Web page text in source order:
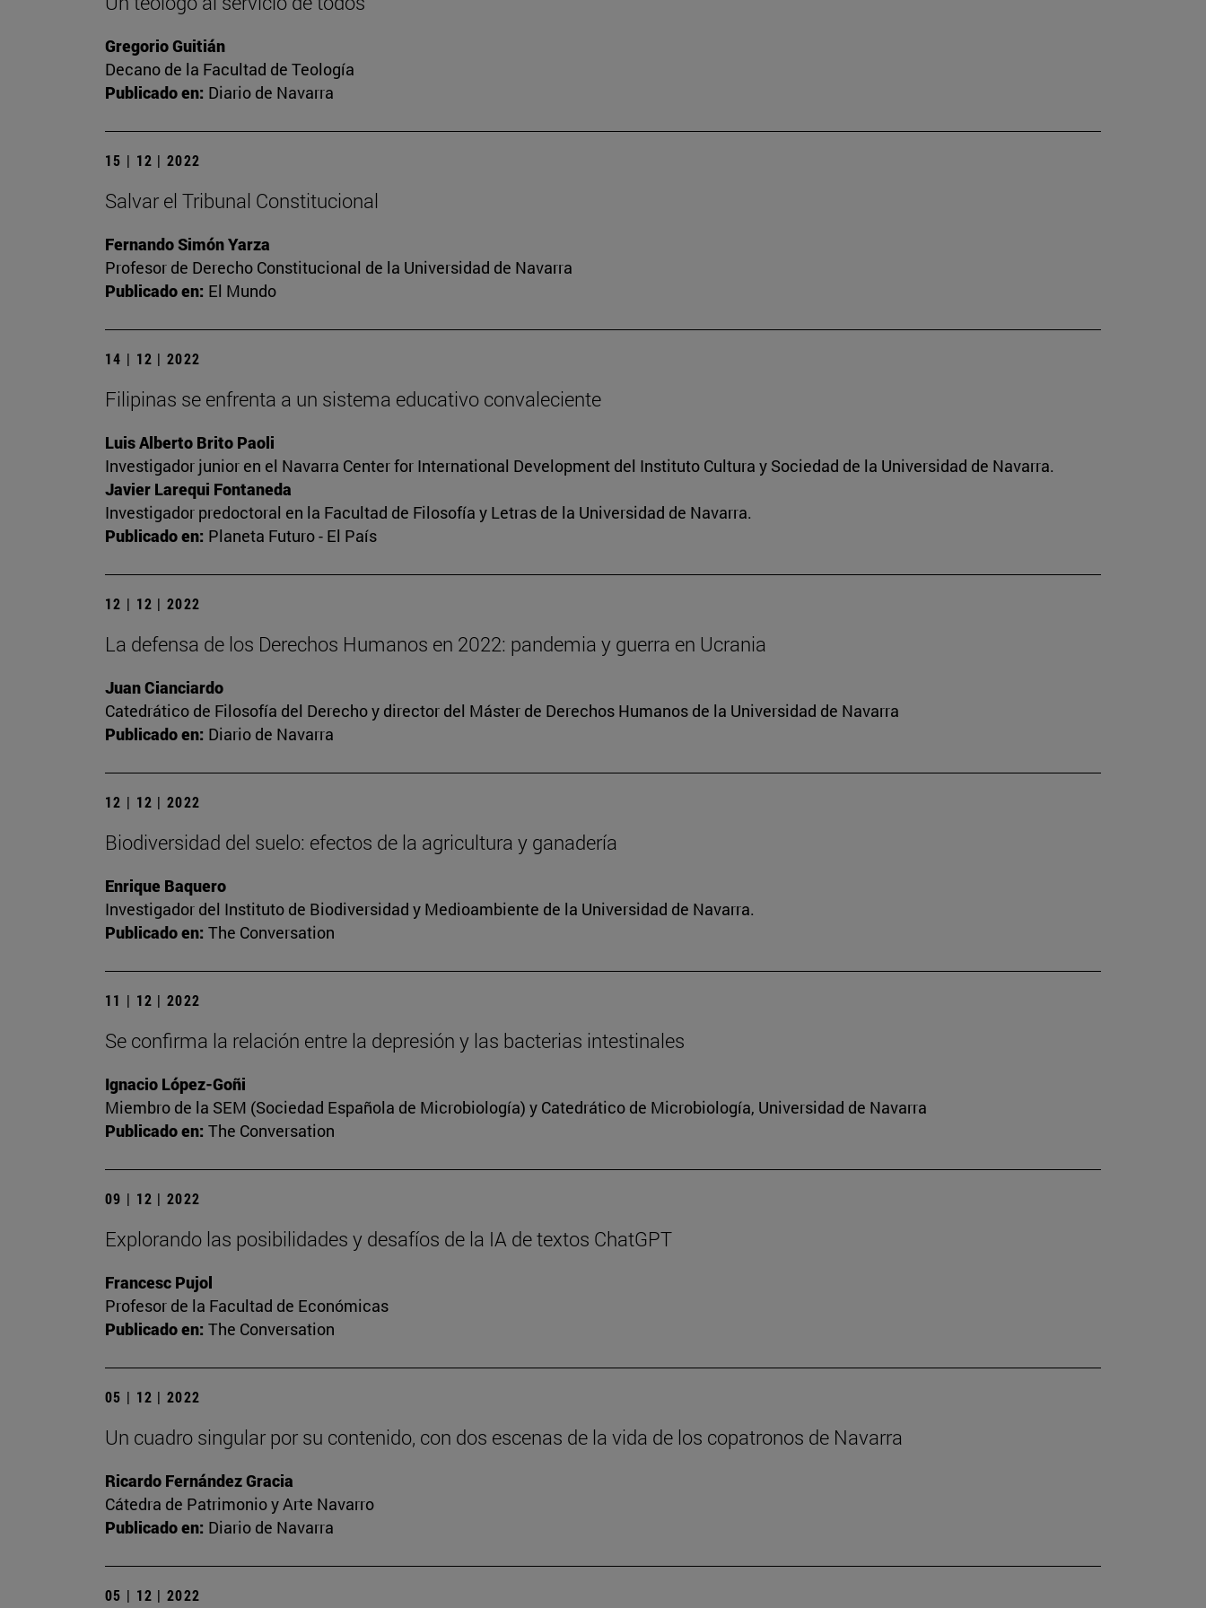
Gregorio Guitián
Decano de la Facultad de Teología
Publicado en: Diario de Navarra
15 | 12 | 2022
Salvar el Tribunal Constitucional
Fernando Simón Yarza
Profesor de Derecho Constitucional de la Universidad de Navarra
Publicado en: El Mundo
14 | 12 | 2022
Filipinas se enfrenta a un sistema educativo convaleciente
Luis Alberto Brito Paoli
Investigador junior en el Navarra Center for International Development del Instituto Cultura y Sociedad de la Universidad de Navarra.
Javier Larequi Fontaneda
Investigador predoctoral en la Facultad de Filosofía y Letras de la Universidad de Navarra.
Publicado en: Planeta Futuro - El País
12 | 12 | 2022
La defensa de los Derechos Humanos en 2022: pandemia y guerra en Ucrania
Juan Cianciardo
Catedrático de Filosofía del Derecho y director del Máster de Derechos Humanos de la Universidad de Navarra
Publicado en: Diario de Navarra
12 | 12 | 2022
Biodiversidad del suelo: efectos de la agricultura y ganadería
Enrique Baquero
Investigador del Instituto de Biodiversidad y Medioambiente de la Universidad de Navarra.
Publicado en: The Conversation
11 | 12 | 2022
Se confirma la relación entre la depresión y las bacterias intestinales
Ignacio López-Goñi
Miembro de la SEM (Sociedad Española de Microbiología) y Catedrático de Microbiología, Universidad de Navarra
Publicado en: The Conversation
09 | 12 | 2022
Explorando las posibilidades y desafíos de la IA de textos ChatGPT
Francesc Pujol
Profesor de la Facultad de Económicas
Publicado en: The Conversation
05 | 12 | 2022
Un cuadro singular por su contenido, con dos escenas de la vida de los copatronos de Navarra
Ricardo Fernández Gracia
Cátedra de Patrimonio y Arte Navarro
Publicado en: Diario de Navarra
05 | 12 | 2022